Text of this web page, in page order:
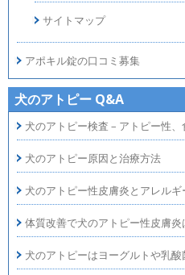
サイトマップ
アポキル錠の口コミ募集
犬のアトピー Q&A
犬のアトピー検査 – アトピー性
犬のアトピー原因と治療方法
犬のアトピー性皮膚炎とアレル
体質改善で犬のアトピー性皮膚炎
犬のアトピーはヨーグルトや乳酸